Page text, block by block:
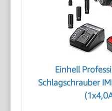
Einhell
Schlagschrauber